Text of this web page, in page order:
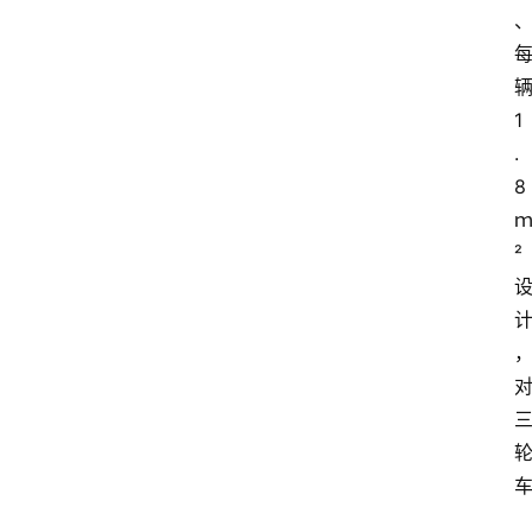
、
每
辆
1
.
8
ｍ
²
设
计
，
对
三
轮
车